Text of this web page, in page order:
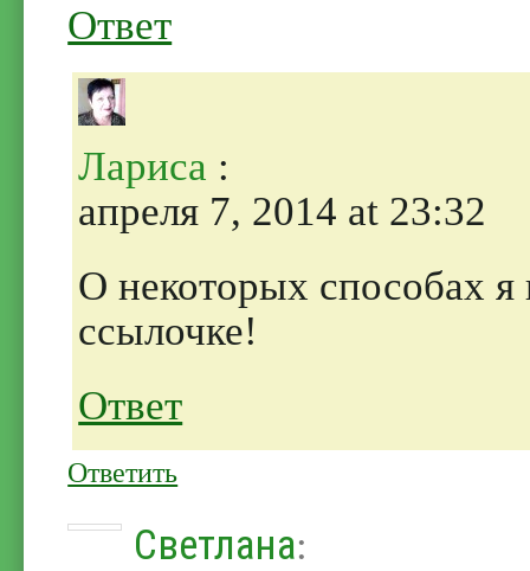
Ответ
Лариса :
апреля 7, 2014 at 23:32
О некоторых способах
ссылочке!
Ответ
Ответить
Светлана: